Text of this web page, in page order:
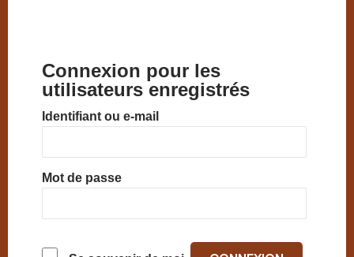
Connexion pour les
utilisateurs enregistrés
Identifiant ou e-mail
Mot de passe